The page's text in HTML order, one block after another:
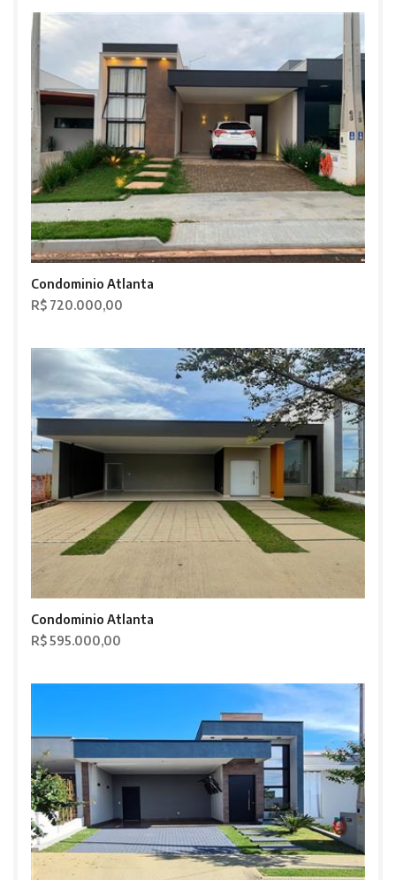
Condominio Atlanta
R$ 720.000,00
Condominio Atlanta
R$ 595.000,00